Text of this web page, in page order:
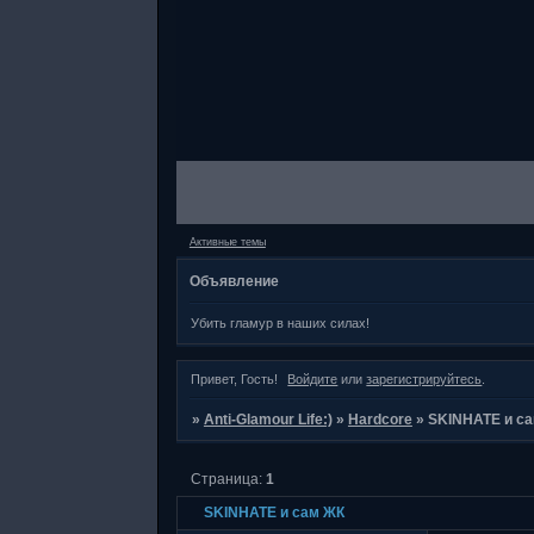
Активные темы
Объявление
Убить гламур в наших силах!
Привет, Гость! Войдите илизарегистрируйтесь
» Anti-Glamour Life:) » Hardcore » SKINHATE и
SKINHATE и сам ЖК
Страница: 1